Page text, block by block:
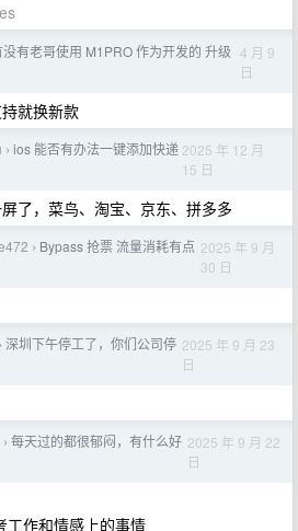
没有老哥使用 M1PRO 作为开发的 升级 4 月 9
日
就换新款
› ios 能否有办法一键添加快递 2025 年 12 月
15 日
了，菜鸟、淘宝、京东、拼多多
› Bypass 抢票 流量消耗有点 2025 年 9 月
30 日
› 深圳下午停工了，你们公司停 2025 年 9 月 23
日
› 每天过的都很郁闷，有什么好 2025 年 9 月 22
日
工作和情感上的事情